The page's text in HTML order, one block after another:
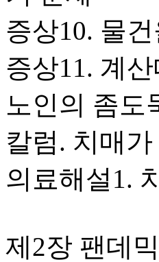
증상10. 물
증상11. 계
노인의 좀
칼럼. 치매
의료해설1.
제2장 팬데